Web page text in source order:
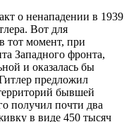
о ненападении в 1939
Вот для
тот момент, при
Западного фронта,
и оказалась бы
предложил
бывшей
получил почти два
в виде 450 тысяч